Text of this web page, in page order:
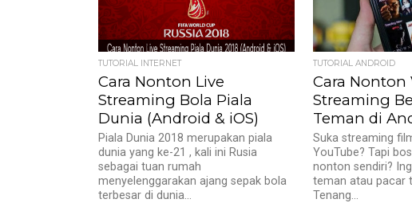
TUTORIAL INTERNET
Cara Nonton Live
Streaming Bola Piala
Dunia (Android & iOS)
Piala Dunia 2018 merupakan piala
dunia yang ke-21 , kali ini Rusia
sebagai tuan rumah
menyelenggarakan ajang sepak bola
terbesar di dunia...
TUTORIAL ANDROID
Cara Nonton
Streaming
Teman di
Suka streaming
YouTube? Tapi
nonton sendiri?
teman atau pacar
Tenang...